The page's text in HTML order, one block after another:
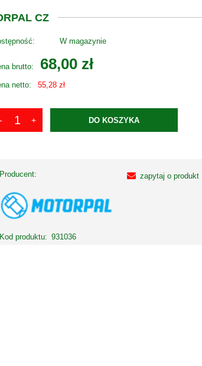
CZ
W magazynie
brutto: 68,00 zł
netto: 55,28 zł
DO KOSZYKA
Producent:
Kod produktu: 931036
zapytaj o produkt